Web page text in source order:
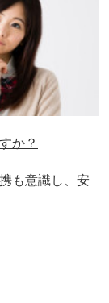
か？
も意識し、安